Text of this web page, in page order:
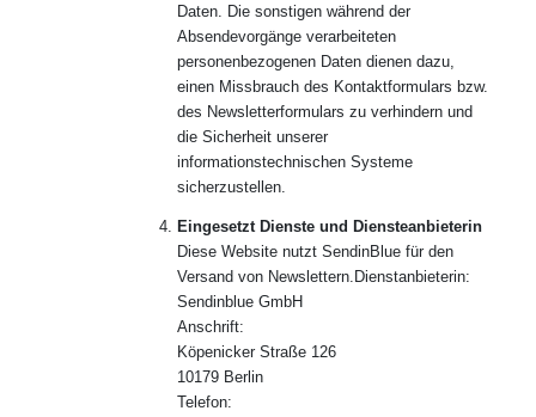
Daten. Die sonstigen während der
Absendevorgänge verarbeiteten
personenbezogenen Daten dienen dazu,
einen Missbrauch des Kontaktformulars bzw.
des Newsletterformulars zu verhindern und
die Sicherheit unserer
informationstechnischen Systeme
sicherzustellen.
Eingesetzt Dienste und Diensteanbieterin
Diese Website nutzt SendinBlue für den
Versand von Newslettern.Dienstanbieterin:
Sendinblue GmbH
Anschrift:
Köpenicker Straße 126
10179 Berlin
Telefon: